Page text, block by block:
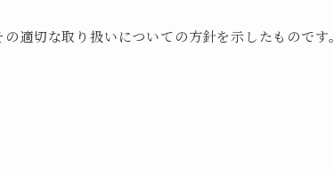
適切な取り扱いについての方針を示したものです。